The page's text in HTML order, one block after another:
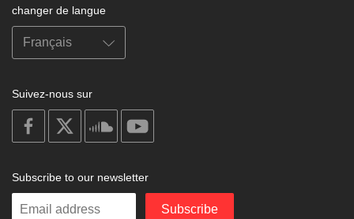
changer de langue
Suivez-nous sur
on
facebook
soundcloud
Subscribe to our newsletter
Enter
Subscribe